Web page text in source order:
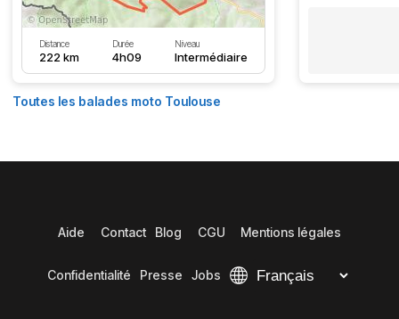
Distance
222 km
Durée
4h09
Niveau
Intermédiaire
Toutes les balades moto Toulouse
Aide Contact Blog CGU Mentions légales
Confidentialité Presse Jobs